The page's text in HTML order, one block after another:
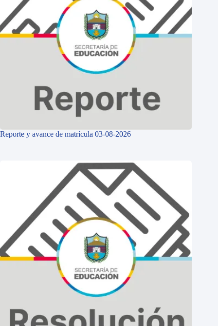
Reporte y avance de matrícula 03-08-2026